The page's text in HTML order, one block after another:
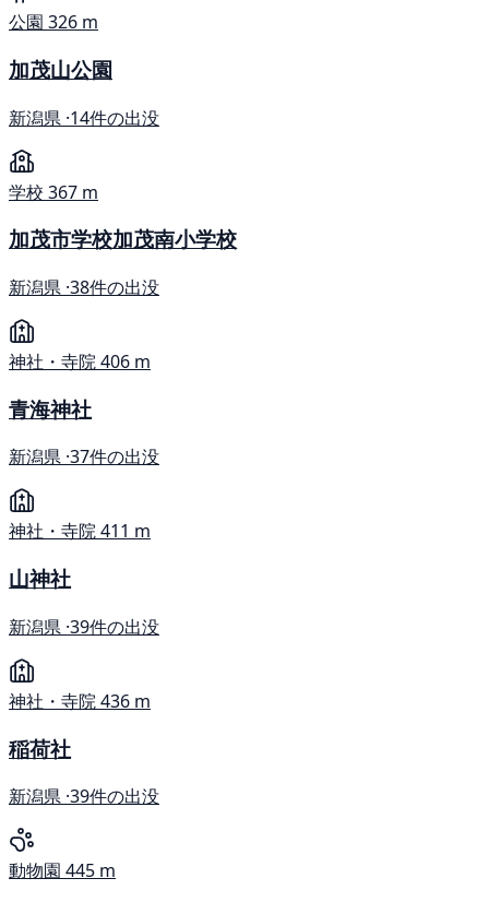
公園 326 m
加茂山公園
新潟県 ·14件の出没
学校 367 m
加茂市学校加茂南小学校
新潟県 ·38件の出没
神社・寺院406 m
青海神社
新潟県 ·37件の出没
神社・寺院411 m
山神社
新潟県 ·39件の出没
神社・寺院436 m
稲荷社
新潟県 ·39件の出没
動物園 445 m